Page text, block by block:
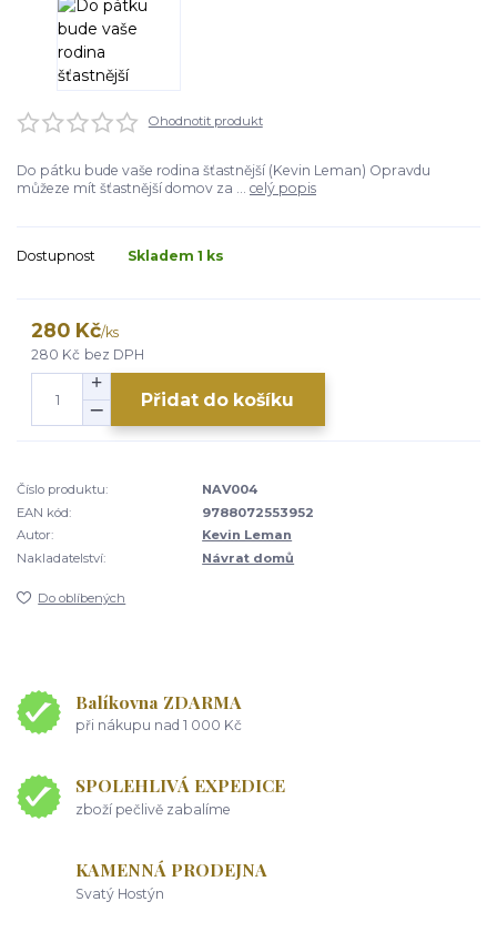
Ohodnotit produkt
Do pátku bude vaše rodina šťastnější (Kevin Leman) Opravdu
můžeze mít šťastnější domov za ... celý popis
Dostupnost Skladem 1 ks
280 Kč/ks
280 Kč bez DPH
Přidat do košíku
Číslo produktu:
NAV004
EAN kód:
9788072553952
Autor:
Kevin Leman
Nakladatelství:
Návrat domů
Do oblíbených
Balíkovna ZDARMA
při nákupu nad 1 000 Kč
SPOLEHLIVÁ EXPEDICE
zboží pečlivě zabalíme
KAMENNÁ PRODEJNA
Svatý Hostýn